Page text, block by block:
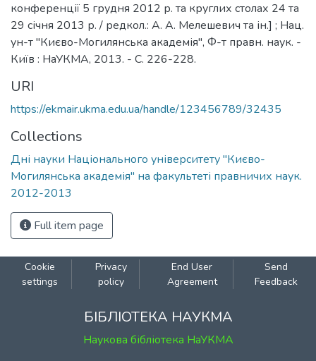
конференції 5 грудня 2012 р. та круглих столах 24 та
29 січня 2013 р. / редкол.: А. А. Мелешевич та ін.] ; Нац.
ун-т "Києво-Могилянська академія", Ф-т правн. наук. -
Київ : НаУКМА, 2013. - С. 226-228.
URI
https://ekmair.ukma.edu.ua/handle/123456789/32435
Collections
Дні науки Національного університету "Києво-
Могилянська академія" на факультеті правничих наук.
2012-2013
Full item page
Cookie
settings
Privacy
policy
End User
Agreement
Send
Feedback
БІБЛІОТЕКА НАУКМА
Наукова бібліотека НаУКМА